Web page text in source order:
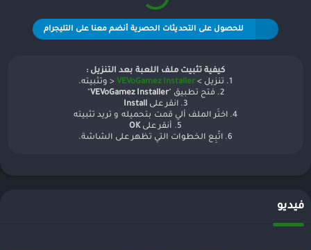
للحصول على التحديثات الحصرية أنضم معنا على التليجرام
كيفية تثبيت ملف اللعبة بعد التنزيل :
1. تنزيل >
VEVoGamez Installer < وتثبيته.
2. فتح تطبيق "
VEVoGamez Installer
"
3. انقر على
Install
4. اختَر الملف ألي قمت بتحميله و تريد تثبيته
5. أنقر على
OK
6. اتّبِع الخطوات التي تظهر على الشاشة.
فيديو